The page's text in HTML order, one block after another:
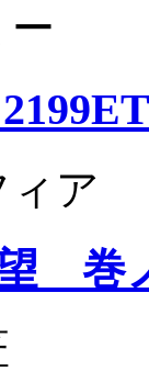
ー
ィア
望